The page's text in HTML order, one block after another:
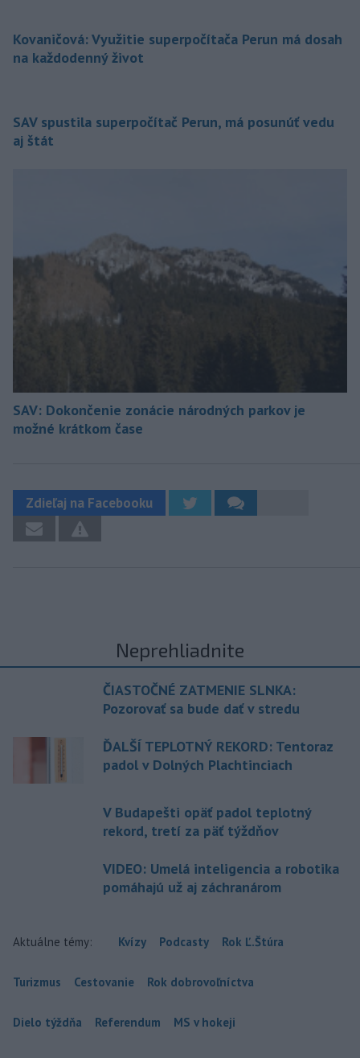
Kovaničová: Využitie superpočítača Perun má dosah
na každodenný život
SAV spustila superpočítač Perun, má posunúť vedu
aj štát
SAV: Dokončenie zonácie národných parkov je
možné krátkom čase
Zdieľaj na Facebooku
Neprehliadnite
ČIASTOČNÉ ZATMENIE SLNKA:
Pozorovať sa bude dať v stredu
ĎALŠÍ TEPLOTNÝ REKORD: Tentoraz
padol v Dolných Plachtinciach
V Budapešti opäť padol teplotný
rekord, tretí za päť týždňov
VIDEO: Umelá inteligencia a robotika
pomáhajú už aj záchranárom
Aktuálne témy: Kvízy Podcasty Rok Ľ.Štúra
Turizmus Cestovanie Rok dobrovoľníctva
Dielo týždňa Referendum MS v hokeji